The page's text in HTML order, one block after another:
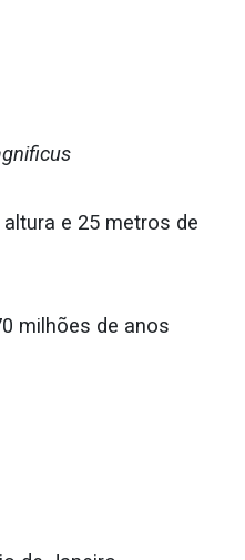
e 25 metros de
milhões de anos